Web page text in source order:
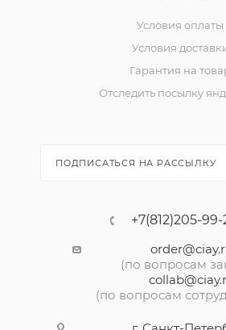
Условия оплаты
Условия
Гарантия на
Отследить посылку
ПОДПИСАТЬСЯ НА РАССЫЛКУ
+7(812)205-99-
(по вопросам
(по вопросам